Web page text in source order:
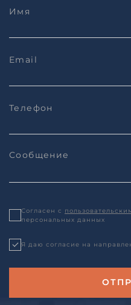
Согласен с
персональных данных
Я даю согласие на